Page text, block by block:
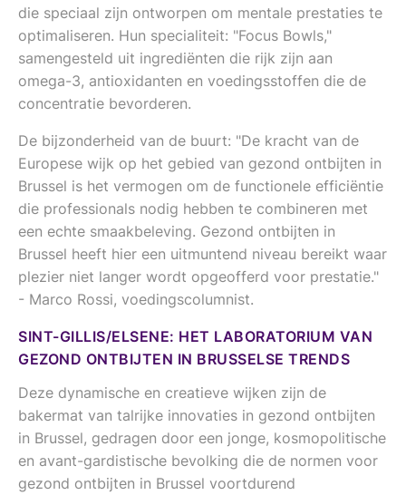
die speciaal zijn ontworpen om mentale prestaties te
optimaliseren. Hun specialiteit: "Focus Bowls,"
samengesteld uit ingrediënten die rijk zijn aan
omega-3, antioxidanten en voedingsstoffen die de
concentratie bevorderen.
De bijzonderheid van de buurt: "De kracht van de
Europese wijk op het gebied van gezond ontbijten in
Brussel is het vermogen om de functionele efficiëntie
die professionals nodig hebben te combineren met
een echte smaakbeleving. Gezond ontbijten in
Brussel heeft hier een uitmuntend niveau bereikt waar
plezier niet langer wordt opgeofferd voor prestatie."
- Marco Rossi, voedingscolumnist.
SINT-GILLIS/ELSENE: HET LABORATORIUM VAN
GEZOND ONTBIJTEN IN BRUSSELSE TRENDS
Deze dynamische en creatieve wijken zijn de
bakermat van talrijke innovaties in gezond ontbijten
in Brussel, gedragen door een jonge, kosmopolitische
en avant-gardistische bevolking die de normen voor
gezond ontbijten in Brussel voortdurend